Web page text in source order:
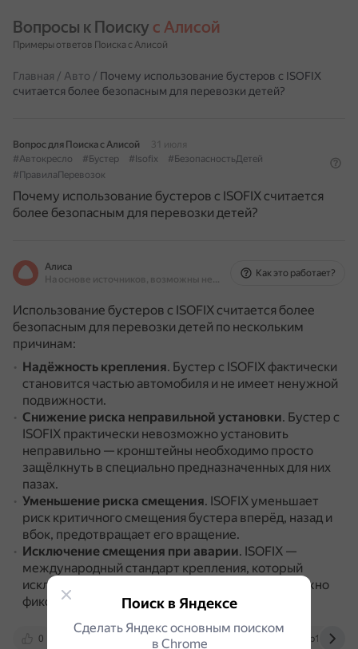
Вопросы к Поиску с Алисой
Примеры ответов Поиска с Алисой
Главная / Авто / Почему использование бустеров с ISOFIX
считается более безопасным для перевозки детей?
Вопрос для Поиска с Алисой
31 июля
#Автокресло
#Бустер #Isofix
#БезопасностьДетей
#ПравилаПеревозок
Почему использование бустеров с ISOFIX считается
более безопасным для перевозки детей?
Алиса
На основе источников, возможны неточности
Как это работает?
Использование бустеров с ISOFIX считается более
безопасным для перевозки детей по нескольким
причинам:
Надёжность крепления. Бустер с ISOFIX фактически
становится частью автомобиля и не имеет ненужной
подвижности.
Снижение риска неправильной установки. Бустер с
ISOFIX практически невозможно установить
неправильно — кронштейны необходимо просто
защёлкнуть в специально предназначенных для них
пазах.
Уменьшение риска смещения. ISOFIX уменьшает
риск критичного смещения бустера вперёд, назад и
вбок, предотвращает его вращение.
Исключение смещения при аварии. ISOFIX —
международный стандарт крепления, который
исключает смещение кресла при аварии и надёжно
фиксирует сиденье и человека в нём.
0 xn--h1alcedd.xn--d1aqf.xn--p1ai
Поиск в Яндексе
Сделать Яндекс основным поиском
в Сhrome